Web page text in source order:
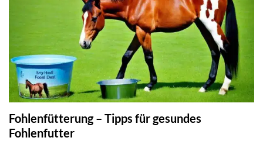
Fohlenfütterung – Tipps für gesundes
Fohlenfutter